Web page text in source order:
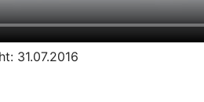
31.07.2016